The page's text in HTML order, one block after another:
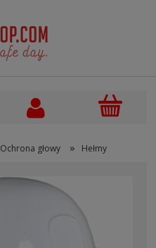
Ochrona głowy » Hełmy